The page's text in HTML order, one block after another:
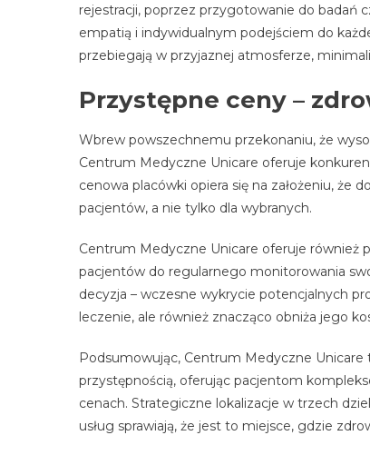
rejestracji, poprzez przygotowanie do badań
empatią i indywidualnym podejściem do
przebiegają w przyjaznej atmosferze,
Przystępne ceny –
Wbrew powszechnemu przekonaniu, że
Centrum Medyczne Unicare oferuje
cenowa placówki opiera się na założeniu, że
pacjentów, a nie tylko dla wybranych.
Centrum Medyczne Unicare oferuje również
pacjentów do regularnego monitorowania
decyzja – wczesne wykrycie potencjalnych
leczenie, ale również znacząco obniża jego
Podsumowując, Centrum Medyczne
przystępnością, oferując pacjentom
cenach. Strategiczne lokalizacje w trzech
usług sprawiają, że jest to miejsce, gdzie